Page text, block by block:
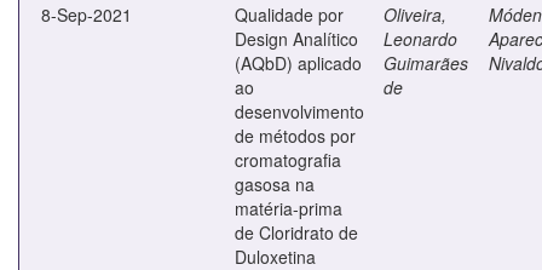
8-Sep-2021
Qualidade por
Design Analítico
(AQbD) aplicado
ao
desenvolvimento
de métodos por
cromatografia
gasosa na
matéria-prima
de Cloridrato de
Duloxetina
Oliveira,
Leonardo
Guimarães
de